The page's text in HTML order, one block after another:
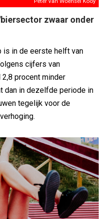
zwaar onder
is in de eerste helft van
cijfers van
procent minder
dan in dezelfde periode in
tegelijk voor de